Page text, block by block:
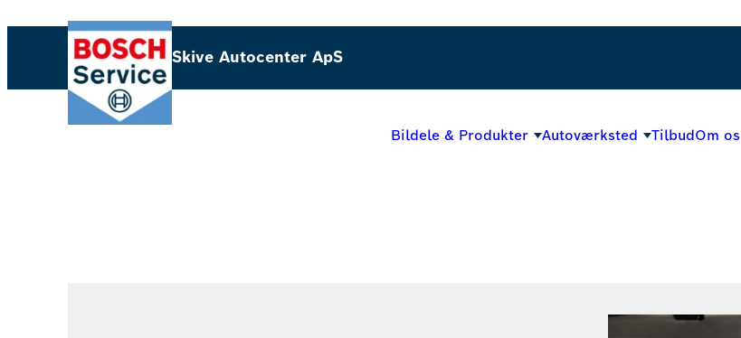
Skive Autocenter ApS
Bildele & Produkter Autoværksted TilbudOm os